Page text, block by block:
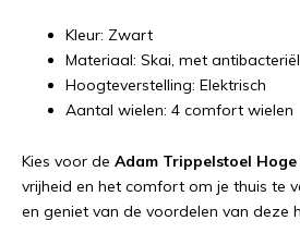
Kleur: Zwart
Materiaal: Skai, met
Hoogteverstelling: Elektrisch
Aantal wielen: 4 comfort wielen
Kies voor de Adam Trippelstoel Hoge
vrijheid en het comfort om je thuis te
en geniet van de voordelen van deze